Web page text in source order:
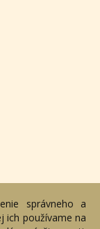
správneho a
ich používame na